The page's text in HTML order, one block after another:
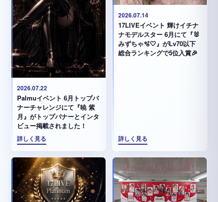
2026.07.22
Palmuイベント 6月トップバ
ナーチャレンジにて『暁 紫
月』がトップバナーとインタ
ビュー掲載されました！
詳しく見る
2026.07.14
17LIVEイベント 輝けイチナ
ナモデルスター 6月にて『🐰
みずちゃ️🫧🤍』がLv70以下
総合ランキングで5位入賞🎉
詳しく見る